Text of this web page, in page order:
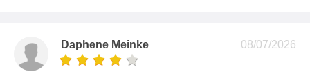
08/07/2026
Daphene Meinke